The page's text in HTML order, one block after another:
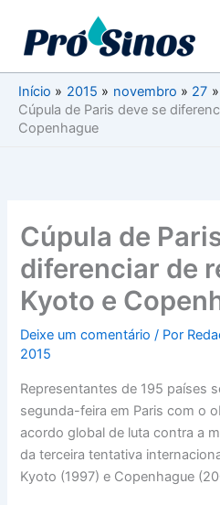
conteúdo
Início
2015 novembro
27
Cúpula de Paris deve se
Copenhague
Cúpula de
diferenciar de
Kyoto e
Deixe um comentário / Por
2015
Representantes de 195 países
segunda-feira em Paris com o
acordo global de luta contra a
da terceira tentativa
Kyoto (1997) e Copenhague